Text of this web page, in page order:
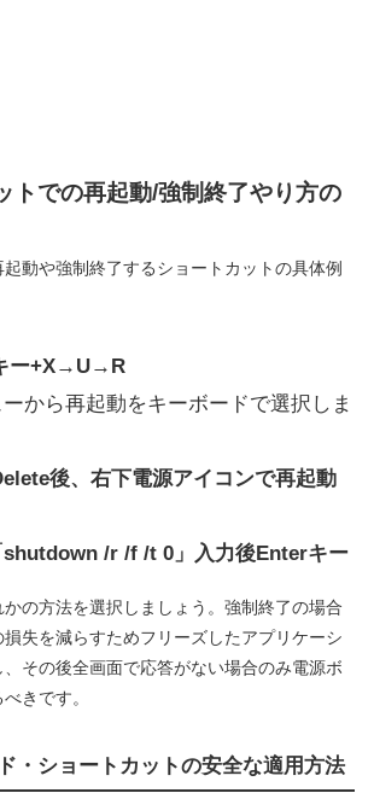
トでの再起動/強制終了やり方の
動や強制終了するショートカットの具体例
ー+X→U→R
から再起動をキーボードで選択しま
後、右下電源アイコンで再起動
shutdown /r /f /t 0」入力後Enterキー
の方法を選択しましょう。強制終了の場合
失を減らすためフリーズしたアプリケーシ
、その後全画面で応答がない場合のみ電源ボ
きです。
・ショートカットの安全な適用方法